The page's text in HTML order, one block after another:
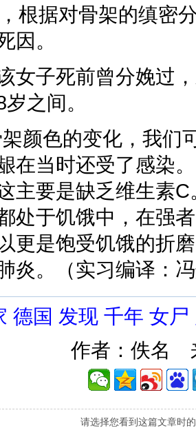
根据对骨架的缜密
因。
子死前曾分娩过，
之间。
色的变化，我们
在当时还受了感染
主要是缺乏维生素
处于饥饿中，在强
更是饱受饥饿的折
炎。（实习编译：
德国 发现 千年 女尸
作者：佚名
请选择您看到这篇文章时